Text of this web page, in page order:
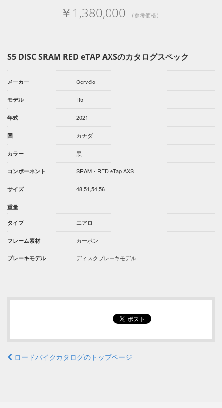
￥1,380,000 （参考価格）
S5 DISC SRAM RED eTAP AXSのカタログスペック
メーカー Cervélo
モデル R5
年式 2021
国 カナダ
カラー 黒
コンポーネント SRAM・RED eTap AXS
サイズ 48,51,54,56
重量
タイプ エアロ
フレーム素材 カーボン
ブレーキモデル ディスクブレーキモデル
ロードバイクカタログのトップページ